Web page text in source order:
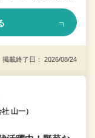
載終了日： 2026/08/24
山一）